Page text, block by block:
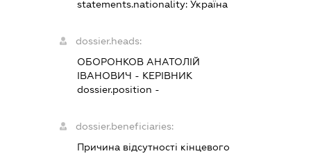
statements.nationality: Україна
dossier.heads:
ОБОРОНКОВ АНАТОЛІЙ
ІВАНОВИЧ - КЕРІВНИК
dossier.position -
dossier.beneficiaries:
Причина відсутності кінцевого